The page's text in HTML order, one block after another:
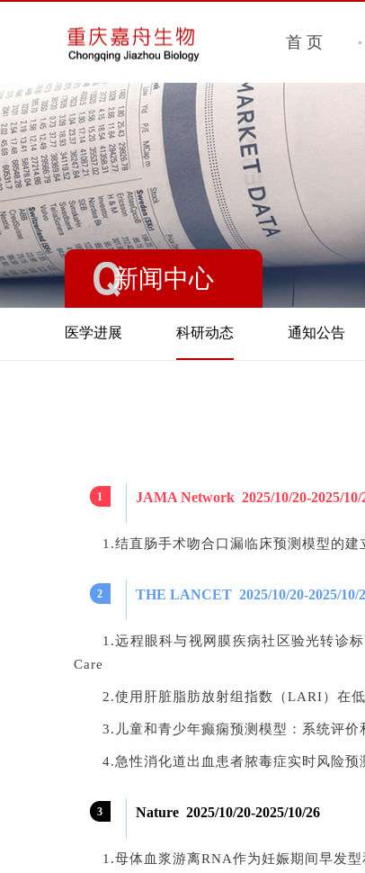
首 页
新闻中心
医学进展 科研动态 通知公告
1 JAMA Network 2025/10/20-2025/10/
1.结直肠手术吻合口漏临床预测模型的
2 THE LANCET 2025/10/20-2025/10/
1.远程眼科与视网膜疾病社区验光转诊
Care
2.使用肝脏脂肪放射组指数（LARI）在
3.儿童和青少年癫痫预测模型：系统评
4.急性消化道出血患者脓毒症实时风险
3 Nature 2025/10/20-2025/10/26
1.母体血浆游离RNA作为妊娠期间早发